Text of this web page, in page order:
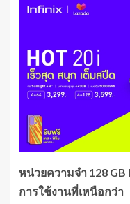
หน่วยความจำ 128 GB
การใช้งานที่เหนือกว่า